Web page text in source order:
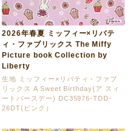
2026年春夏 ミッフィー×リバテ
ィ・ファブリックス The Miffy
Picture book Collection by
Liberty
生地 ミッフィー×リバティ・ファブ
リックス A Sweet Birthday(ア スィ
ートバースデー) DC35976-TDD-
26DT(ピンク）